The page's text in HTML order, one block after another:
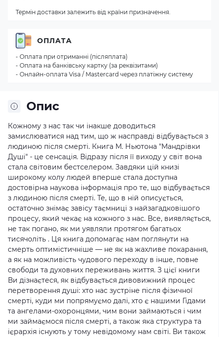
Опис
Кожному з нас так чи інакше доводиться
замислюватися над тим, що ж насправді відбувається з
людиною після смерті. Книга М. Ньютона "Мандрівки
Душі" - це сенсація. Відразу після її виходу у світ вона
стала світовим бестселером. Завдяки цій книзі
широкому колу людей вперше стала доступна
достовірна наукова інформація про те, що відбувається
з людиною після смерті. Те, що в ній описується,
остаточно знімає завісу таємниці з найзагадковішого
процесу, який чекає на кожного з нас. Все, виявляється,
не так погано, як ми уявляли протягом багатьох
тисячоліть . Ця книга допомагає нам поглянути на
смерть оптимістичніше — не як на жахливе покарання,
а як на можливість чудового переходу в інше, повне
свободи та духовних переживань життя. З цієї книги
Ви дізнаєтеся, як відбувається дивовижний процес
перетворення душі: хто нас зустріне після фізичної
смерті, куди ми попрямуємо далі, хто є нашими Гідами
та ангелами-охоронцями, чим вони займаються і чим
ми займаємося після смерті, а також яка структура та
ієрархія існують у тому невідомому нам світі. Ви також
Термін доставки залежить від країни призначення.
ОПЛАТА
- Оплата при отриманні (післяплата)
- Оплата на банківську картку (за реквізитами)
- Онлайн-оплата Visa / Mastercard через платіжну систему